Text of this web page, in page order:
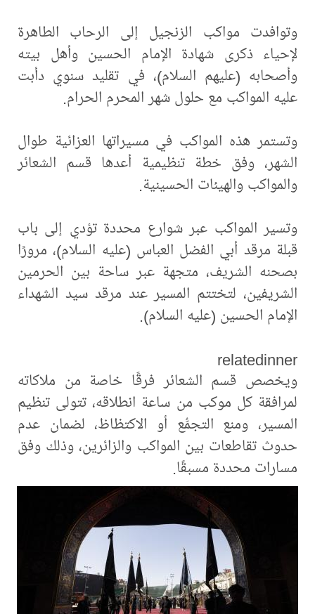
وتوافدت مواكب الزنجيل إلى الرحاب الطاهرة
لإحياء ذكرى شهادة الإمام الحسين وأهل بيته
وأصحابه (عليهم السلام)، في تقليد سنوي دأبت
عليه المواكب مع حلول شهر المحرم الحرام.
وتستمر هذه المواكب في مسيراتها العزائية طوال
الشهر، وفق خطة تنظيمية أعدها قسم الشعائر
والمواكب والهيئات الحسينية.
وتسير المواكب عبر شوارع محددة تؤدي إلى باب
قبلة مرقد أبي الفضل العباس (عليه السلام)، مرورًا
بصحنه الشريف، متجهة عبر ساحة بين الحرمين
الشريفين، لتختتم المسير عند مرقد سيد الشهداء
الإمام الحسين (عليه السلام).
relatedinner
ويخصص قسم الشعائر فرقًا خاصة من ملاكاته
لمرافقة كل موكب من ساعة انطلاقه، تتولى تنظيم
المسير، ومنع التجمُّع أو الاكتظاظ، لضمان عدم
حدوث تقاطعات بين المواكب والزائرين، وذلك وفق
مسارات محددة مسبقًا.